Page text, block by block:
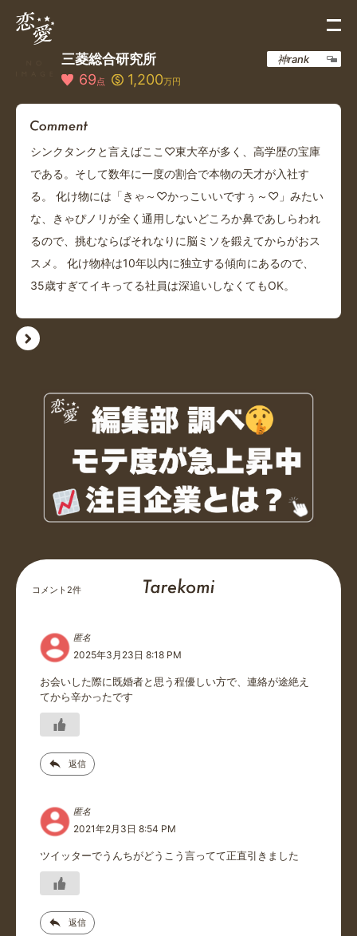
三菱総合研究所
69点 1,200万円
神rank
シンクタンクと言えばここ♡東大卒が多く、高学歴の宝庫
である。そして数年に一度の割合で本物の天才が入社す
る。 化け物には「きゃ～♡かっこいいですぅ～♡」みたい
な、きゃぴノリが全く通用しないどころか鼻であしらわれ
るので、挑むならばそれなりに脳ミソを鍛えてからがおス
スメ。 化け物枠は10年以内に独立する傾向にあるので、
35歳すぎてイキってる社員は深追いしなくてもOK。
コメント 2件
匿名
2025年3月23日 8:18 PM
お会いした際に既婚者と思う程優しい方で、連絡が途絶え
てから辛かったです
返信
匿名
2021年2月3日 8:54 PM
ツイッターでうんちがどうこう言ってて正直引きました
返信